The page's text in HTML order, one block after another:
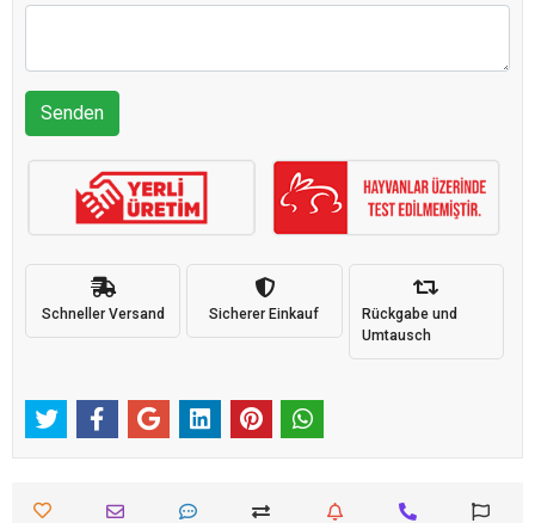
Senden
Schneller Versand Sicherer Einkauf
Rückgabe und
Umtausch